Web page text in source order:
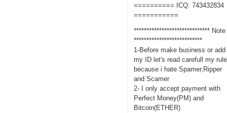
========== ICQ: 743432834
===========
****************************** Note
***************************
1-Before make business or add
my ID let's read carefull my rule
because i hate Spamer,Ripper
and Scamer
2- I only accept payment with
Perfect Money(PM) and
Bitcoin(ETHER)